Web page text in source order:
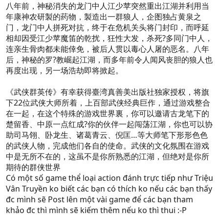
八年前，神秘消失的龙门中人江少苹突然重出江湖并利用当
年康神农研製的药物，製造出一群狼人，企图独占黄泉之
门，龙门中人拼死对抗，终于在危机关头将门封印，而呼延
相却因受江少苹魔笛的乾扰，狂性大发，杀死?多同门中人，
连亲生骨肉都未能倖免，被后人贯以毒心人屠的恶名。八年
后，神秘的罗?教崛起江湖，而多年前令人闻风丧胆的狼人也
再度出现，另一场浩劫即将掀起。
《武侠群英传》有幸获得臺湾真善美出版社独家授权，将旗
下22位武侠大师所着，上百部武侠经典巨作，通过游戏整合
在一起，在这个特殊的游戏世界裏，你可以邀请古龙笔下的
楚留香、中原一点红成?你的伙伴一起闯荡江湖，你也可以协
助司马翎、卧龙生、诸葛青云、倪匡…等大师笔下形形色色
的武侠人物，完成他们各自的使命。武侠的文化氛围在游戏
中是无所不在的，这虽不是你所熟悉的江湖，但绝对是你所
期待的群侠世界
Có một số game thể loại action đánh trực tiếp như Triệu
Vân Truyền ko biết các bạn có thích ko nếu các bạn thấy
đc mình sẽ Post lên một vài game để các bạn tham
khảo đc thì mình sẽ kiếm thêm nếu ko thì thui :-P